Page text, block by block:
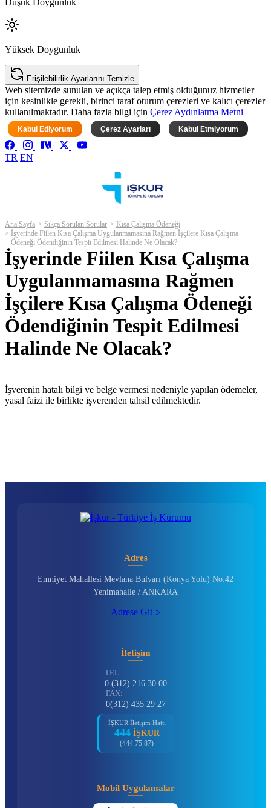
Düşük Doygunluk
Yüksek Doygunluk
Erişilebilirlik Ayarlarını Temizle
Web sitemizde sunulan ve açıkça talep etmiş olduğunuz hizmetler
için kesinlikle gerekli, birinci taraf oturum çerezleri ve kalıcı çerezler
kullanılmaktadır. Daha fazla bilgi için Çerez Aydınlatma Metni
Kabul Ediyorum Çerez Ayarları Kabul Etmiyorum
TR EN
Ana Sayfa Sıkça Sorulan Sorular
Kısa Çalışma Ödeneği
İşyerinde Fiilen Kısa Çalışma Uygulanmamasına Rağmen İşçilere Kısa Çalışma
Ödeneği Ödendiğinin Tespit Edilmesi Halinde Ne Olacak?
İşyerinde Fiilen Kısa Çalışma
Uygulanmamasına Rağmen
İşçilere Kısa Çalışma Ödeneği
Ödendiğinin Tespit Edilmesi
Halinde Ne Olacak?
İşverenin hatalı bilgi ve belge vermesi nedeniyle yapılan ödemeler,
yasal faizi ile birlikte işverenden tahsil edilmektedir.
Adres
Emniyet Mahallesi Mevlana Bulvarı (Konya Yolu) No:42
Yenimahalle / ANKARA
Adrese Git
İletişim
TEL:
0 (312) 216 30 00
FAX:
0(312) 435 29 27
İŞKUR İletişim Hattı
444 İŞKUR
(444 75 87)
Mobil Uygulamalar